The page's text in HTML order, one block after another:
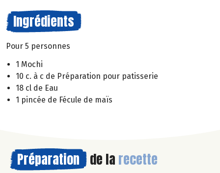
Ingrédients
Pour 5 personnes
1 Mochi
10 c. à c de Préparation pour patisserie
18 cl de Eau
1 pincée de Fécule de maïs
Préparation de la recette